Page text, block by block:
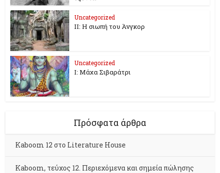
Uncategorized
II: Η σιωπή του Άνγκορ
Uncategorized
I: Μάχα Σιβαράτρι
Πρόσφατα άρθρα
Kaboom 12 στο Literature House
Kaboom, τεύχος 12. Περιεχόμενα και σημεία πώλησης